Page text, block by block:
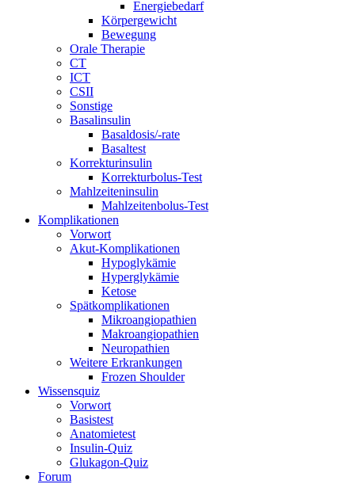
Energiebedarf
Körpergewicht
Bewegung
Orale Therapie
CT
ICT
CSII
Sonstige
Basalinsulin
Basaldosis/-rate
Basaltest
Korrekturinsulin
Korrekturbolus-Test
Mahlzeiteninsulin
Mahlzeitenbolus-Test
Komplikationen
Vorwort
Akut-Komplikationen
Hypoglykämie
Hyperglykämie
Ketose
Spätkomplikationen
Mikroangiopathien
Makroangiopathien
Neuropathien
Weitere Erkrankungen
Frozen Shoulder
Wissensquiz
Vorwort
Basistest
Anatomietest
Insulin-Quiz
Glukagon-Quiz
Forum